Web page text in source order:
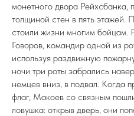
монетного двора Рейхсбанка,
толщиной стен в пять этажей.
стоили жизни многим бойцам.
Говоров, командир одной из
используя раздвижную
ночи три роты забрались
немцев вниз, в подвал. Когда
флаг, Макоев со связным
ловушка: открыв дверь, они